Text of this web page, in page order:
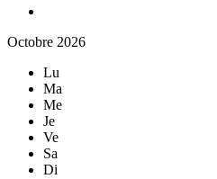
Octobre 2026
Lu
Ma
Me
Je
Ve
Sa
Di